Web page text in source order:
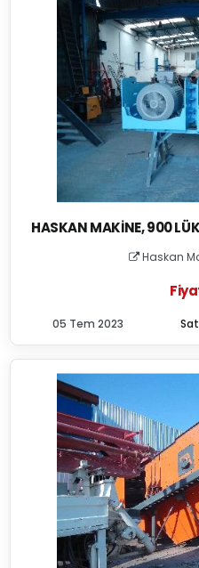
HASKAN MAKINE, 900
Haskan
05 Tem 2023